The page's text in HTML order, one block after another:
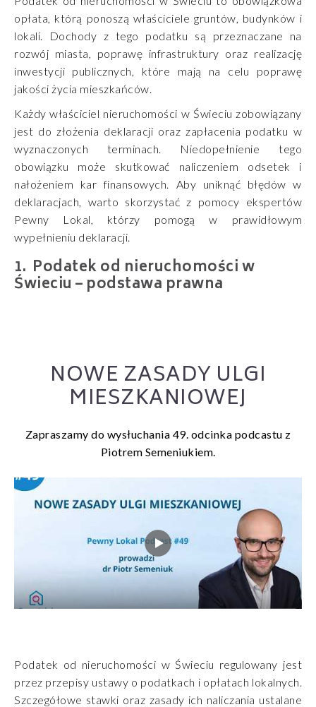
opłata, którą ponoszą właściciele gruntów, budynków i
lokali. Dochody z tego podatku są przeznaczane na
rozwój miasta, poprawę infrastruktury oraz realizację
inwestycji publicznych, które mają na celu poprawę
jakości życia mieszkańców.
Każdy właściciel nieruchomości w Świeciu zobowiązany
jest do złożenia deklaracji oraz zapłacenia podatku w
wyznaczonych terminach. Niedopełnienie tego
obowiązku może skutkować naliczeniem odsetek i
nałożeniem kar finansowych. Aby uniknąć błędów w
deklaracjach, warto skorzystać z pomocy ekspertów
Pewny Lokal, którzy pomogą w prawidłowym
wypełnieniu deklaracji.
Podatek od nieruchomości w
Świeciu – podstawa prawna
NOWE ZASADY ULGI
MIESZKANIOWEJ
Zapraszamy do wysłuchania 49. odcinka podcastu z
Piotrem Semeniukiem.
Podatek od nieruchomości w Świeciu regulowany jest
przez przepisy ustawy o podatkach i opłatach lokalnych.
Szczegółowe stawki oraz zasady ich naliczania ustalane